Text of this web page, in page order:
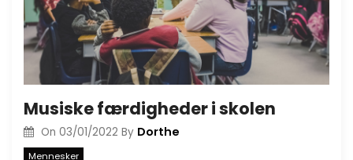
Musiske færdigheder i skolen
On 03/01/2022 By Dorthe
Mennesker